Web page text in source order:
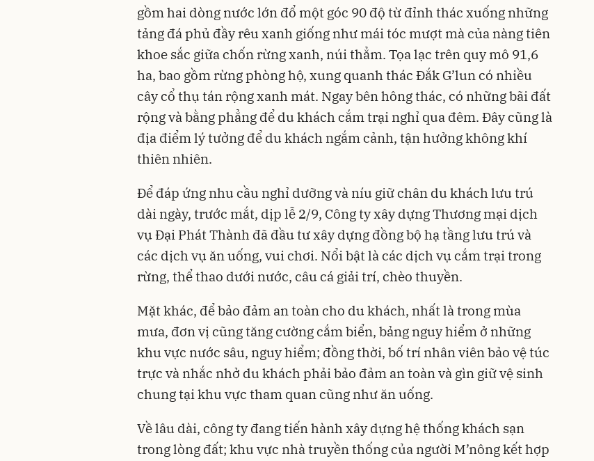
gồm hai dòng nước lớn đổ một góc 90 độ từ đỉnh thác xuống những
tảng đá phủ đầy rêu xanh giống như mái tóc mượt mà của nàng tiên
khoe sắc giữa chốn rừng xanh, núi thẳm. Tọa lạc trên quy mô 91,6
ha, bao gồm rừng phòng hộ, xung quanh thác Đắk G’lun có nhiều
cây cổ thụ tán rộng xanh mát. Ngay bên hông thác, có những bãi đất
rộng và bằng phẳng để du khách cắm trại nghỉ qua đêm. Đây cũng là
địa điểm lý tưởng để du khách ngắm cảnh, tận hưởng không khí
thiên nhiên.
Để đáp ứng nhu cầu nghỉ dưỡng và níu giữ chân du khách lưu trú
dài ngày, trước mắt, dịp lễ 2/9, Công ty xây dựng Thương mại dịch
vụ Đại Phát Thành đã đầu tư xây dựng đồng bộ hạ tầng lưu trú và
các dịch vụ ăn uống, vui chơi. Nổi bật là các dịch vụ cắm trại trong
rừng, thể thao dưới nước, câu cá giải trí, chèo thuyền.
Mặt khác, để bảo đảm an toàn cho du khách, nhất là trong mùa
mưa, đơn vị cũng tăng cường cắm biển, bảng nguy hiểm ở những
khu vực nước sâu, nguy hiểm; đồng thời, bố trí nhân viên bảo vệ túc
trực và nhắc nhở du khách phải bảo đảm an toàn và gìn giữ vệ sinh
chung tại khu vực tham quan cũng như ăn uống.
Về lâu dài, công ty đang tiến hành xây dựng hệ thống khách sạn
trong lòng đất; khu vực nhà truyền thống của người M’nông kết hợp